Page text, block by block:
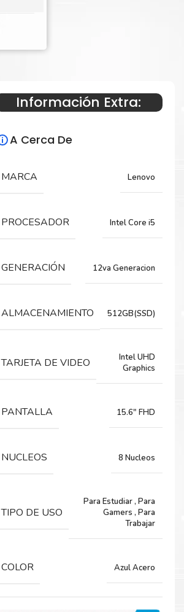
Información Extra:
A Cerca De
MARCA Lenovo
PROCESADOR Intel Core i5
GENERACIÓN 12va Generacion
ALMACENAMIENTO 512GB(SSD)
TARJETA DE VIDEO
Intel UHD
Graphics
PANTALLA 15.6" FHD
NUCLEOS 8 Nucleos
TIPO DE USO
Para Estudiar, Para
Gamers , Para
Trabajar
COLOR Azul Acero